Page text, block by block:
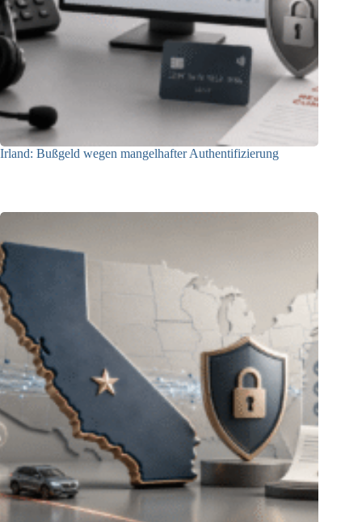
Irland: Bußgeld wegen mangelhafter Authentifizierung